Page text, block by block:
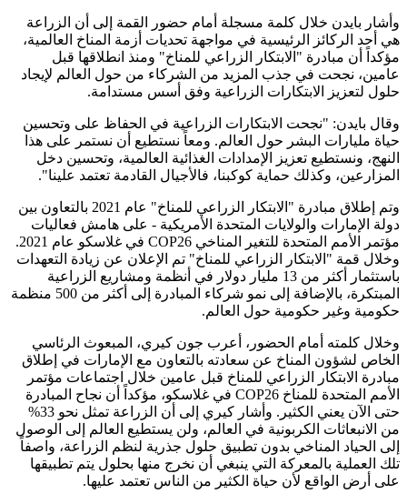
وأشار بايدن خلال كلمة مسجلة أمام حضور القمة إلى أن الزراعة
هي أحد الركائز الرئيسية في مواجهة تحديات أزمة المناخ العالمية،
مؤكداً أن مبادرة "الابتكار الزراعي للمناخ" ومنذ انطلاقها قبل
عامين، نجحت في جذب المزيد من الشركاء من حول العالم لإيجاد
حلول لتعزيز الابتكارات الزراعية وفق أسس مستدامة.
وقال بايدن: "نجحت الابتكارات الزراعية في الحفاظ على وتحسين
حياة مليارات البشر حول العالم. ومعاً نستطيع أن نستمر على هذا
النهج، ونستطيع تعزيز الإمدادات الغذائية العالمية، وتحسين دخل
المزارعين، وكذلك حماية كوكبنا، فالأجيال القادمة تعتمد علينا".
وتم إطلاق مبادرة "الابتكار الزراعي للمناخ" عام 2021 بالتعاون بين
دولة الإمارات والولايات المتحدة الأمريكية - على هامش فعاليات
مؤتمر الأمم المتحدة للتغير المناخي COP26 في غلاسكو عام 2021.
وخلال قمة "الابتكار الزراعي للمناخ" تم الإعلان عن زيادة التعهدات
باستثمار أكثر من 13 مليار دولار في أنظمة ومشاريع الزراعية
المبتكرة، بالإضافة إلى نمو شركاء المبادرة إلى أكثر من 500 منظمة
حكومية وغير حكومية حول العالم.
وخلال كلمته أمام الحضور، أعرب جون كيري، المبعوث الرئاسي
الخاص لشؤون المناخ عن سعادته بالتعاون مع الإمارات في إطلاق
مبادرة الابتكار الزراعي للمناخ قبل عامين خلال اجتماعات مؤتمر
الأمم المتحدة للمناخ COP26 في غلاسكو، مؤكداً أن نجاح المبادرة
حتى الآن يعني الكثير. وأشار كيري إلى أن الزراعة تمثل نحو 33%
من الانبعاثات الكربونية في العالم، ولن يستطيع العالم إلى الوصول
إلى الحياد المناخي بدون تطبيق حلول جذرية لنظم الزراعة، واصفاً
تلك العملية بالمعركة التي ينبغي أن نخرج منها بحلول يتم تطبيقها
على أرض الواقع لأن حياة الكثير من الناس تعتمد عليها.